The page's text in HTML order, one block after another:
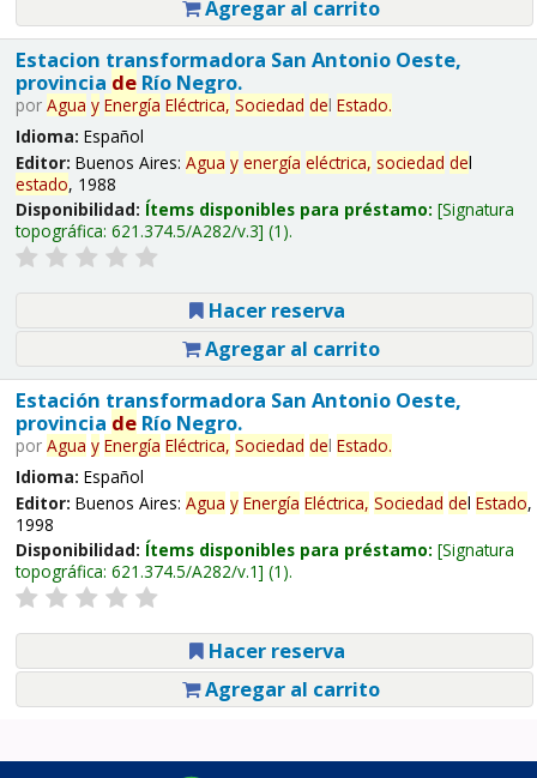
Agregar al carrito
Estacion transformadora San Antonio Oeste,
provincia deRío Negro.
por Agua y Energía Eléctrica, Sociedad del Estado.
Idioma: Español
Editor: Buenos Aires: Agua y energía eléctrica, sociedad del
estado, 1988
Disponibilidad: Ítems disponibles para préstamo: Signatura
topográfica: 621.374.5/A282/v.3 (1).
Hacer reserva
Agregar al carrito
Estación transformadora San Antonio Oeste,
provincia deRío Negro.
por Agua y Energía Eléctrica, Sociedad del Estado.
Idioma: Español
Editor: Buenos Aires: Agua y Energía Eléctrica, Sociedad del Estado,
1998
Disponibilidad: Ítems disponibles para préstamo: Signatura
topográfica: 621.374.5/A282/v.1 (1).
Hacer reserva
Agregar al carrito